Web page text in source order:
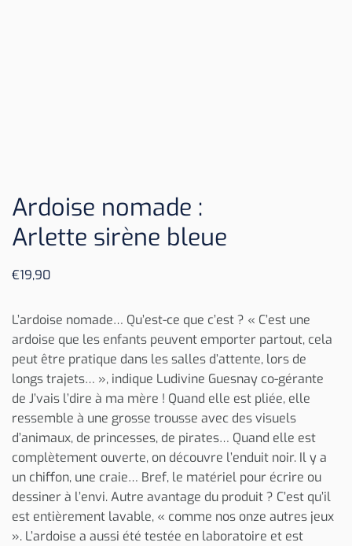
Ardoise nomade :
Arlette sirène bleue
€19,90
L’ardoise nomade… Qu’est-ce que c’est ? « C’est une
ardoise que les enfants peuvent emporter partout, cela
peut être pratique dans les salles d’attente, lors de
longs trajets… », indique Ludivine Guesnay co-gérante
de J’vais l’dire à ma mère ! Quand elle est pliée, elle
ressemble à une grosse trousse avec des visuels
d’animaux, de princesses, de pirates… Quand elle est
complètement ouverte, on découvre l’enduit noir. Il y a
un chiffon, une craie… Bref, le matériel pour écrire ou
dessiner à l’envi. Autre avantage du produit ? C’est qu’il
est entièrement lavable, « comme nos onze autres jeux
». L’ardoise a aussi été testée en laboratoire et est